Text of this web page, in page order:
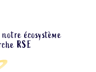
écosystème
RSE